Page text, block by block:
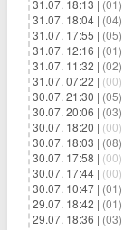
31.07. 18:13 | (01)
31.07. 18:04 | (04)
31.07. 17:55 | (05)
31.07. 12:16 | (01)
31.07. 11:32 | (02)
31.07. 07:22 | (00)
30.07. 21:30 | (05)
30.07. 20:06 | (03)
30.07. 18:20 | (00)
30.07. 18:03 | (08)
30.07. 17:58 | (00)
30.07. 17:44 | (00)
30.07. 10:47 | (01)
29.07. 18:42 | (01)
29.07. 18:36 | (03)